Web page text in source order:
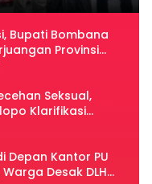
Bupati Bombana
Provinsi
Seksual,
Klarifikasi
Depan Kantor PU
Desak DLH